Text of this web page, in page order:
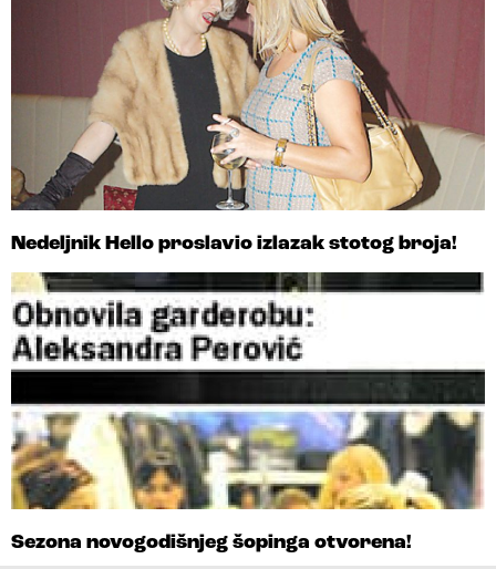
Nedeljnik Hello proslavio izlazak stotog broja!
Sezona novogodišnjeg šopinga otvorena!